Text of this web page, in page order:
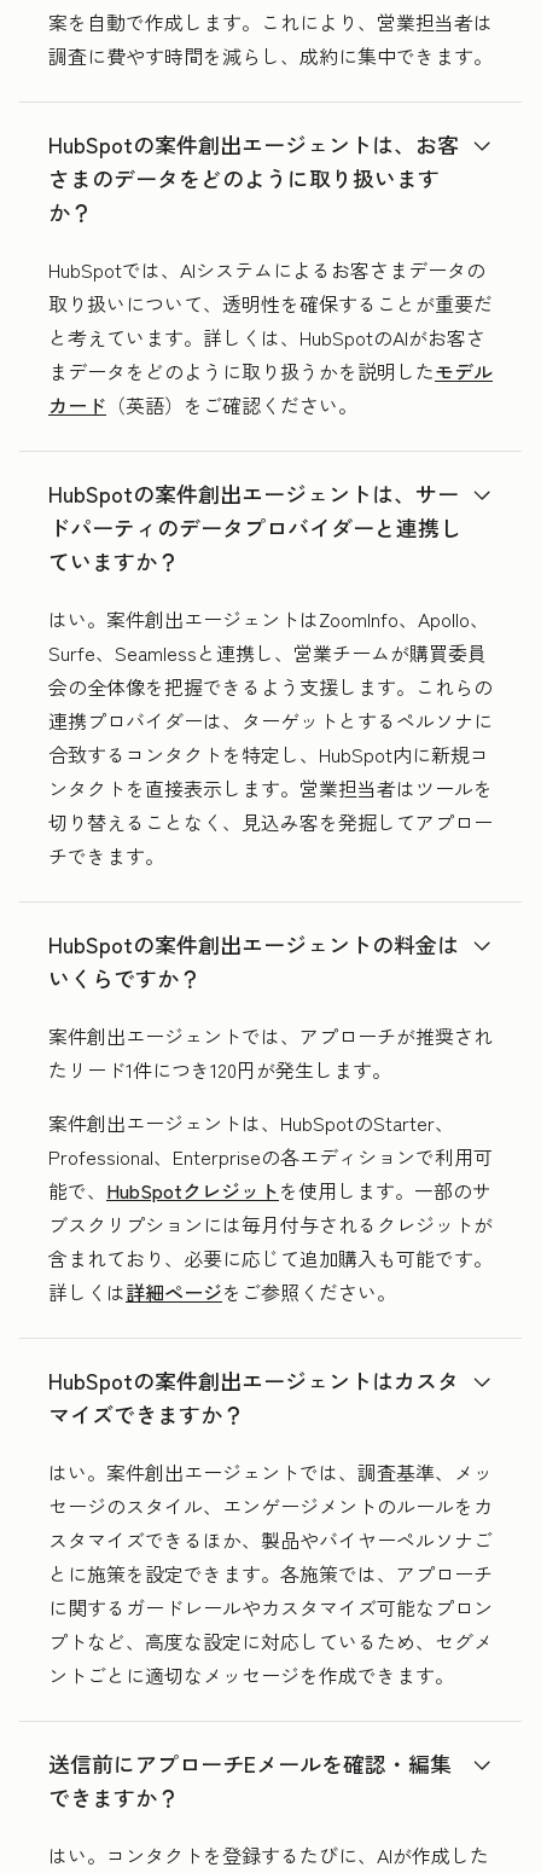
案を自動で作成します。これにより、営業担当者は
調査に費やす時間を減らし、成約に集中できます。
HubSpotの案件創出エージェントは、お客
さまのデータをどのように取り扱います
か？
HubSpotでは、AIシステムによるお客さまデータの
取り扱いについて、透明性を確保することが重要だ
と考えています。詳しくは、HubSpotのAIがお客さ
まデータをどのように取り扱うかを説明したモデル
カード （英語）をご確認ください。
HubSpotの案件創出エージェントは、サー
ドパーティのデータプロバイダーと連携し
ていますか？
はい。案件創出エージェントはZoomInfo、Apollo、
Surfe、Seamlessと連携し、営業チームが購買委員
会の全体像を把握できるよう支援します。これらの
連携プロバイダーは、ターゲットとするペルソナに
合致するコンタクトを特定し、HubSpot内に新規コ
ンタクトを直接表示します。営業担当者はツールを
切り替えることなく、見込み客を発掘してアプロー
チできます。
HubSpotの案件創出エージェントの料金は
いくらですか？
案件創出エージェントでは、アプローチが推奨され
たリード1件につき120円が発生します。
案件創出エージェントは、HubSpotのStarter、
Professional、Enterpriseの各エディションで利用可
能で、 HubSpotクレジットを使用します。一部のサ
ブスクリプションには毎月付与されるクレジットが
含まれており、必要に応じて追加購入も可能です。
詳しくは詳細ページをご参照ください。
HubSpotの案件創出エージェントはカスタ
マイズできますか？
はい。案件創出エージェントでは、調査基準、メッ
セージのスタイル、エンゲージメントのルールをカ
スタマイズできるほか、製品やバイヤーペルソナご
とに施策を設定できます。各施策では、アプローチ
に関するガードレールやカスタマイズ可能なプロン
プトなど、高度な設定に対応しているため、セグメ
ントごとに適切なメッセージを作成できます。
送信前にアプローチEメールを確認・編集
できますか？
はい。コンタクトを登録するたびに、AIが作成した